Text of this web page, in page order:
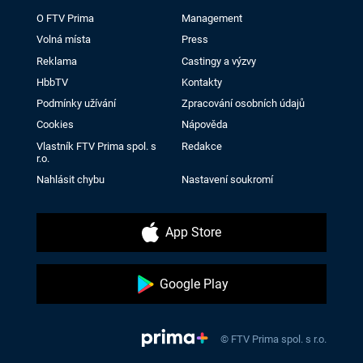
O FTV Prima
Management
Volná místa
Press
Reklama
Castingy a výzvy
HbbTV
Kontakty
Podmínky užívání
Zpracování osobních údajů
Cookies
Nápověda
Vlastník FTV Prima spol. s
r.o.
Redakce
Nahlásit chybu Nastavení soukromí
App Store
Google Play
© FTV Prima spol. s r.o.